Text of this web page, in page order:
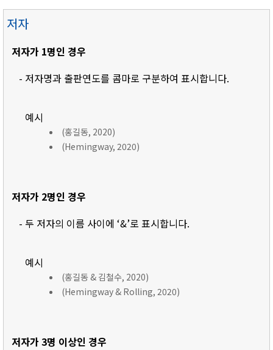
저자
저자가 1명인 경우
- 저자명과 출판연도를 콤마로 구분하여 표시합니다.
예시
(홍길동, 2020)
(Hemingway, 2020)
저자가 2명인 경우
- 두 저자의 이름 사이에 ‘&’로 표시합니다.
예시
(홍길동 & 김철수, 2020)
(Hemingway & Rolling, 2020)
저자가 3명 이상인 경우